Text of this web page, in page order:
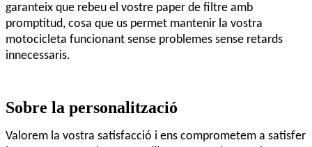
garanteix que rebeu el vostre paper de filtre amb
promptitud, cosa que us permet mantenir la vostra
motocicleta funcionant sense problemes sense retards
innecessaris.
Sobre la personalització
Valorem la vostra satisfacció i ens comprometem a satisfer